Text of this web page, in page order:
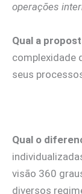
operações
Qual a
complexidade
seus
Qual o
visão 360
diversos